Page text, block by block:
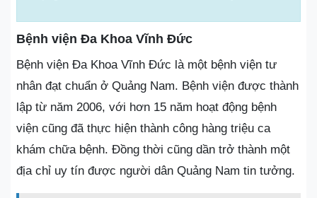
Bệnh viện Đa Khoa Vĩnh Đức
Bệnh viện Đa Khoa Vĩnh Đức là một bệnh viện tư
nhân đạt chuẩn ở Quảng Nam. Bệnh viện được thành
lập từ năm 2006, với hơn 15 năm hoạt động bệnh
viện cũng đã thực hiện thành công hàng triệu ca
khám chữa bệnh. Đồng thời cũng dần trở thành một
địa chỉ uy tín được người dân Quảng Nam tin tưởng.